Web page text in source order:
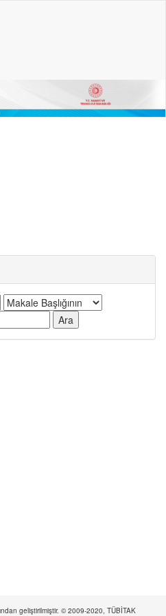
geliştirilmiştir. © 2009-2020, TÜBİTAK